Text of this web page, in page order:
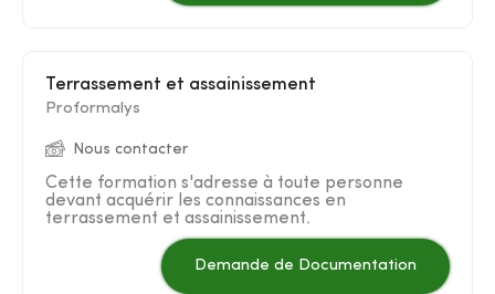
Terrassement et assainissement
Proformalys
Nous contacter
Cette formation s'adresse à toute personne
devant acquérir les connaissances en
terrassement et assainissement.
Demande de Documentation